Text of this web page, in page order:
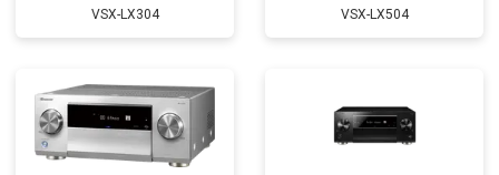
VSX-LX304 VSX-LX504